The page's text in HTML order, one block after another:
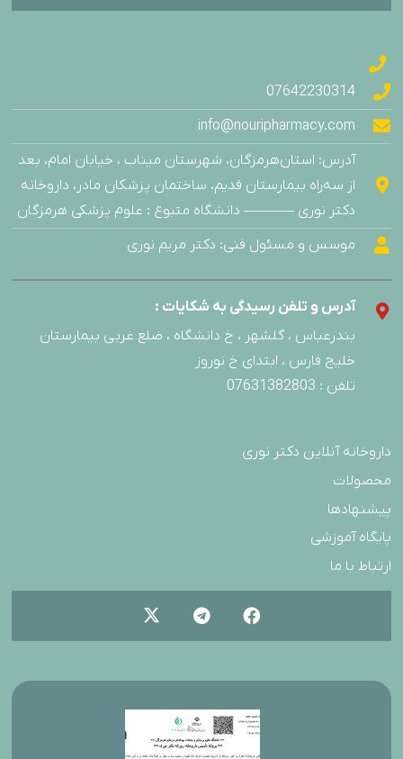
07642230314
info@nouripharmacy.com
آدرس: استان‌هرمزگان، شهرستان میناب ، خیابان امام، بعد
از سه‌راه بیمارستان قدیم، ساختمان پزشکان مادر، داروخانه
دکتر نوری ———– دانشگاه متبوع : علوم پزشکی هرمزگان
موسس و مسئول فنی: دکتر مریم نوری
آدرس و تلفن رسیدگی به شکایات :
بندرعباس ، گلشهر ، خ دانشگاه ، ضلع غربی بیمارستان
خلیج فارس ، ابتدای خ نوروز
تلفن : 07631382803
داروخانه آنلاین دکتر نوری
محصولات
پیشنهادها
پایگاه آموزشی
ارتباط با ما